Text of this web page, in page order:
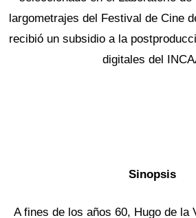
largometrajes del Festival de Cine
recibió un subsidio a la
digitales del
Sinopsis
A fines de los años 60, Hugo de la